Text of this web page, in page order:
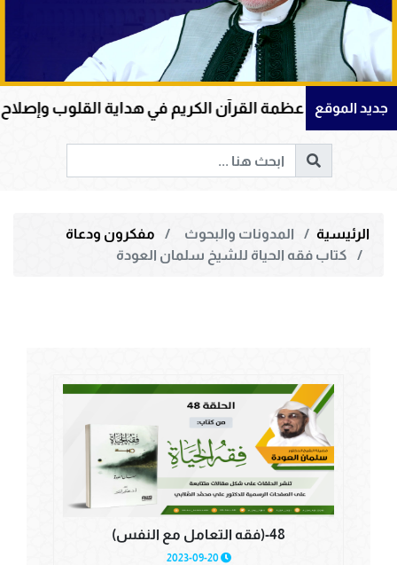
جديد الموقع
عظمة القرآن الكريم في هداية القلوب وإصلاح المجتمعات
الرئيسية المدونات والبحوث
مفكرون ودعاة
كتاب فقه الحياة للشيخ سلمان العودة
48-(فقه التعامل مع النفس)
2023-09-20